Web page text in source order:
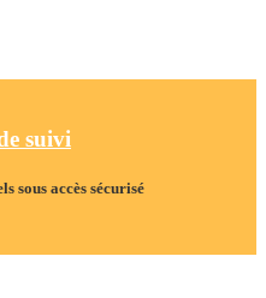
suivi
sous accès sécurisé